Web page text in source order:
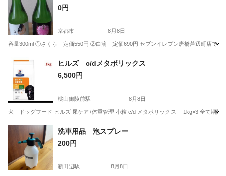
0円
京都市 8月8日
容量300ml ①さくら 定価550円 ②白滴 定価690円 セブンイレブン唐橋芦辺町店での
京都 その他
ヒルズ c/dメタボリックス
6,500円
桃山御陵前駅 8月8日
犬 ドッグフード ヒルズ 尿ケア+体重管理 小粒 c/d メタボリックス 1kg×3 全て期限
京都 京都市 桃山御陵前駅 その他
洗車用品 泡スプレー
200円
新田辺駅 8月8日